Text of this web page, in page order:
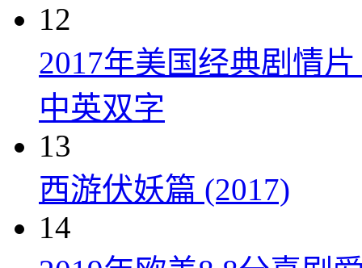
12
2017年美国经典剧情
中英双字
13
西游伏妖篇 (2017)
14